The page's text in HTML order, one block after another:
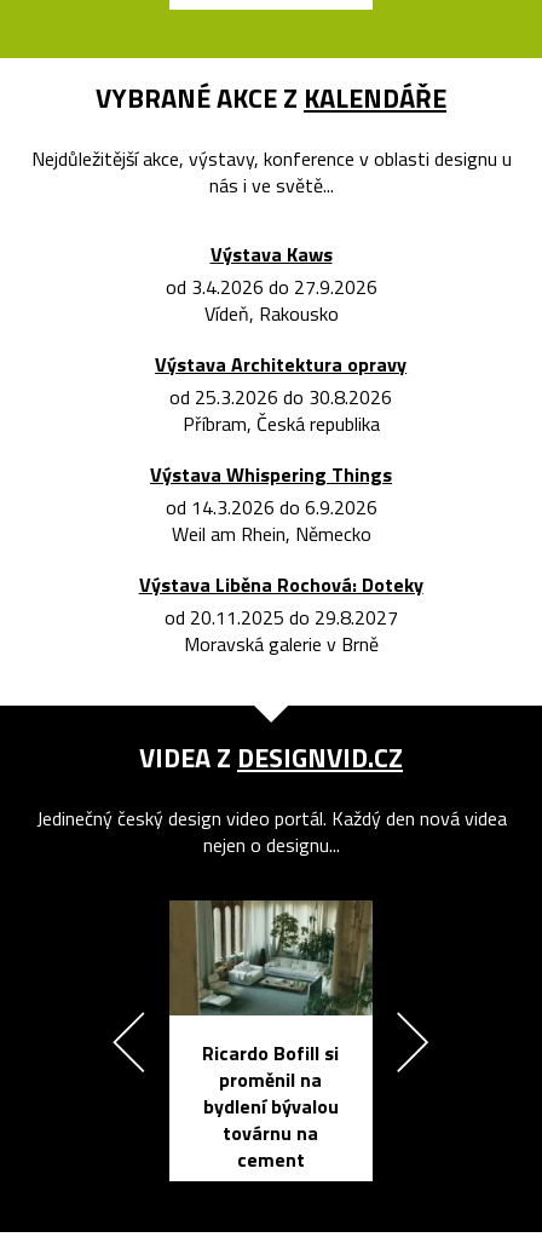
VYBRANÉ AKCE Z KALENDÁŘE
Nejdůležitější akce, výstavy, konference v oblasti designu u
nás i ve světě...
Výstava Kaws
od 3.4.2026 do 27.9.2026
Vídeň, Rakousko
Výstava Architektura opravy
od 25.3.2026 do 30.8.2026
Příbram, Česká republika
Výstava Whispering Things
od 14.3.2026 do 6.9.2026
Weil am Rhein, Německo
Výstava Liběna Rochová: Doteky
od 20.11.2025 do 29.8.2027
Moravská galerie v Brně
VIDEA Z DESIGNVID.CZ
Jedinečný český design video portál. Každý den nová videa
nejen o designu...
Ricardo Bofill si
proměnil na
bydlení bývalou
továrnu na
cement